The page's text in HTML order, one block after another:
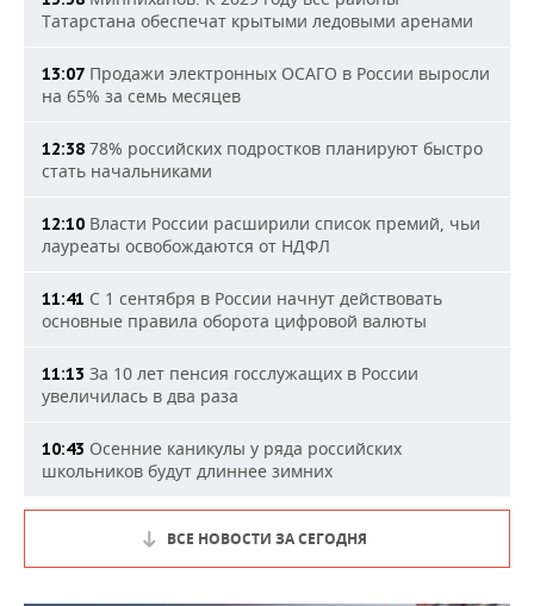
Татарстана обеспечат крытыми ледовыми аренами
13:07 Продажи электронных ОСАГО в России выросли
на 65% за семь месяцев
12:38 78% российских подростков планируют быстро
стать начальниками
12:10 Власти России расширили список премий, чьи
лауреаты освобождаются от НДФЛ
11:41 С 1 сентября в России начнут действовать
основные правила оборота цифровой валюты
11:13 За 10 лет пенсия госслужащих в России
увеличилась в два раза
10:43 Осенние каникулы у ряда российских
школьников будут длиннее зимних
ВСЕ НОВОСТИ ЗА СЕГОДНЯ